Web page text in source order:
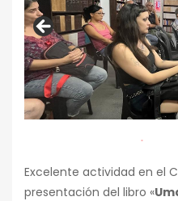
Excelente actividad en el
presentación del libro «